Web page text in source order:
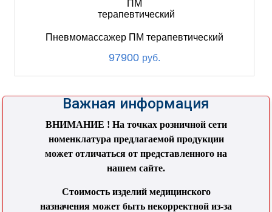
Пневмомассажер ПМ терапевтический
97900 руб.
Важная информация
ВНИМАНИЕ ! На точках розничной сети
номенклатура предлагаемой продукции
может отличаться от представленного на
нашем сайте.
Стоимость изделий медицинского
назначения может быть некорректной из-за